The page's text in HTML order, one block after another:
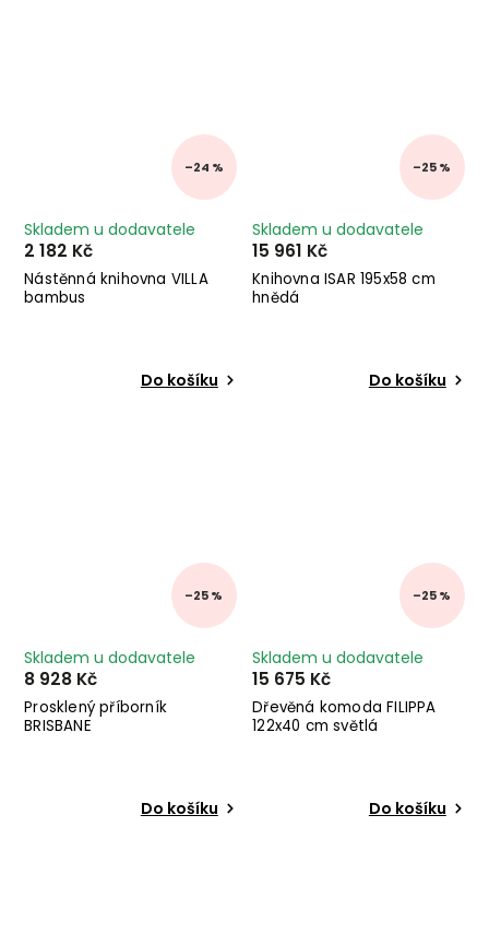
–24 %
Nástěnná knihovna VILLA
bambus
Skladem u dodavatele
2 182 Kč
Do košíku
–25 %
Knihovna ISAR 195x58 cm
hnědá
Skladem u dodavatele
15 961 Kč
Do košíku
–25 %
Prosklený příborník
BRISBANE
Skladem u dodavatele
8 928 Kč
Do košíku
–25 %
Dřevěná komoda FILIPPA
122x40 cm světlá
Skladem u dodavatele
15 675 Kč
Do košíku